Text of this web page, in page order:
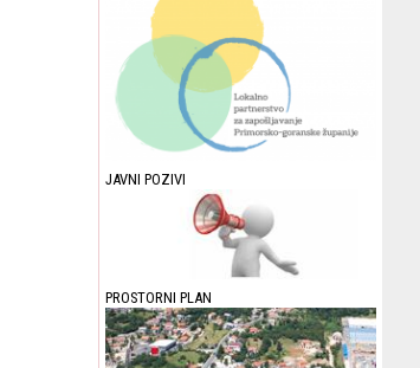
JAVNI POZIVI
PROSTORNI PLAN